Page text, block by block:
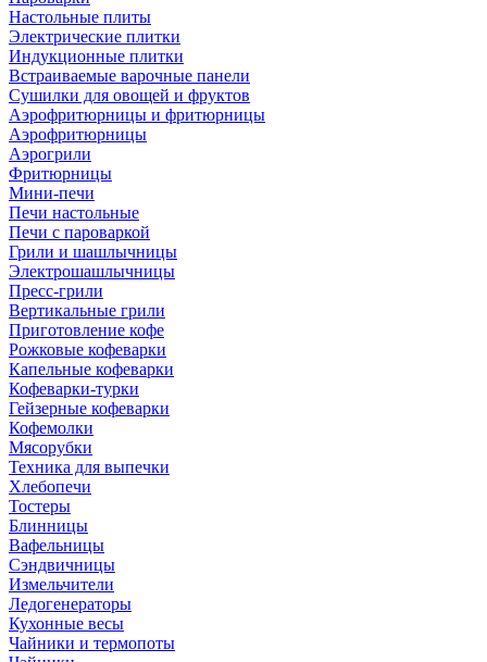
Настольные плиты
Электрические плитки
Индукционные плитки
Встраиваемые варочные панели
Сушилки для овощей и фруктов
Аэрофритюрницы и фритюрницы
Аэрофритюрницы
Аэрогрили
Фритюрницы
Мини-печи
Печи настольные
Печи с пароваркой
Грили и шашлычницы
Электрошашлычницы
Пресс-грили
Вертикальные грили
Приготовление кофе
Рожковые кофеварки
Капельные кофеварки
Кофеварки-турки
Гейзерные кофеварки
Кофемолки
Мясорубки
Техника для выпечки
Хлебопечи
Тостеры
Блинницы
Вафельницы
Сэндвичницы
Измельчители
Ледогенераторы
Кухонные весы
Чайники и термопоты